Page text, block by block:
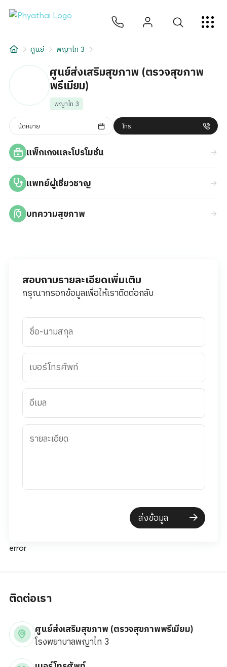
เกี่ยวกับเรา
สาขาโรงพยาบาล
ศูนย์ พญาไท 3
ศูนย์ส่งเสริมสุขภาพ (ตรวจสุขภาพ
พรีเมียม)
พญาไท 3
นัดหมาย โทร.
แพ็กเกจและโปรโมชั่น
แพทย์ผู้เชี่ยวชาญ
บทความสุขภาพ
สอบถามรายละเอียดเพิ่มเติม
กรุณากรอกข้อมูลเพื่อให้เราติดต่อกลับ
ชื่อ-นามสกุล
เบอร์โทรศัพท์
อีเมล
รายละเอียด
ส่งข้อมูล
error
ติดต่อเรา
ศูนย์ส่งเสริมสุขภาพ (ตรวจสุขภาพพรีเมียม)
โรงพยาบาลพญาไท 3